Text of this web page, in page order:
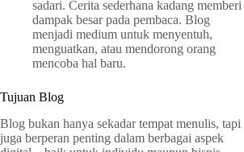
sadari. Cerita sederhana kadang memberi
dampak besar pada pembaca. Blog
menjadi medium untuk menyentuh,
menguatkan, atau mendorong orang
mencoba hal baru.
Tujuan Blog
Blog bukan hanya sekadar tempat menulis, tapi
juga berperan penting dalam berbagai aspek